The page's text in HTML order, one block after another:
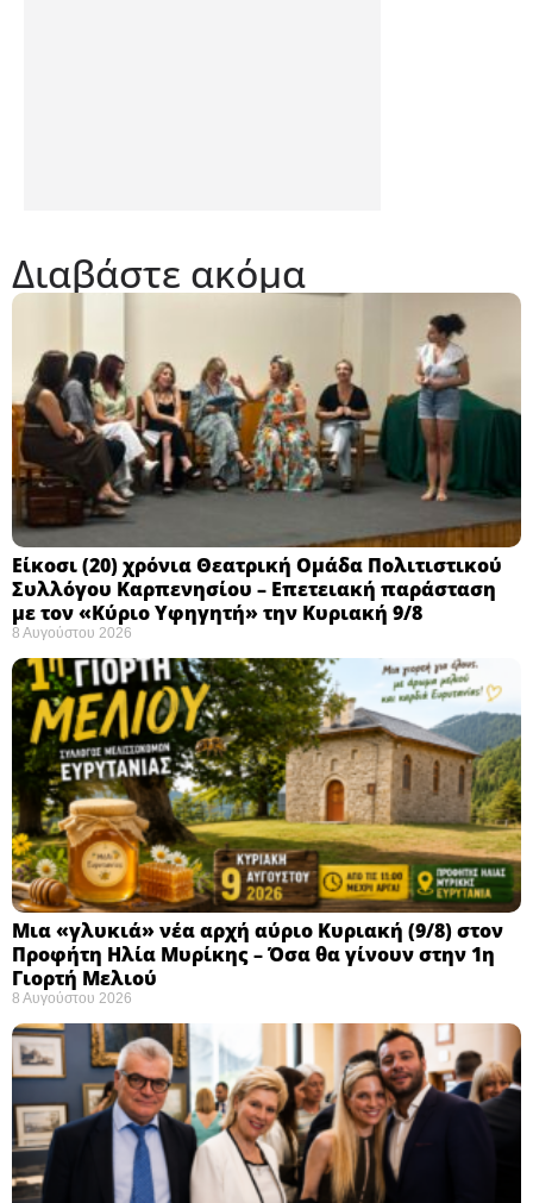
Διαβάστε ακόμα
Eίκοσι (20) χρόνια Θεατρική Ομάδα Πολιτιστικού
Συλλόγου Καρπενησίου – Επετειακή παράσταση
με τον «Κύριο Υφηγητή» την Κυριακή 9/8
8 Αυγούστου 2026
Μια «γλυκιά» νέα αρχή αύριο Κυριακή (9/8) στον
Προφήτη Ηλία Μυρίκης – Όσα θα γίνουν στην 1η
Γιορτή Μελιού
8 Αυγούστου 2026